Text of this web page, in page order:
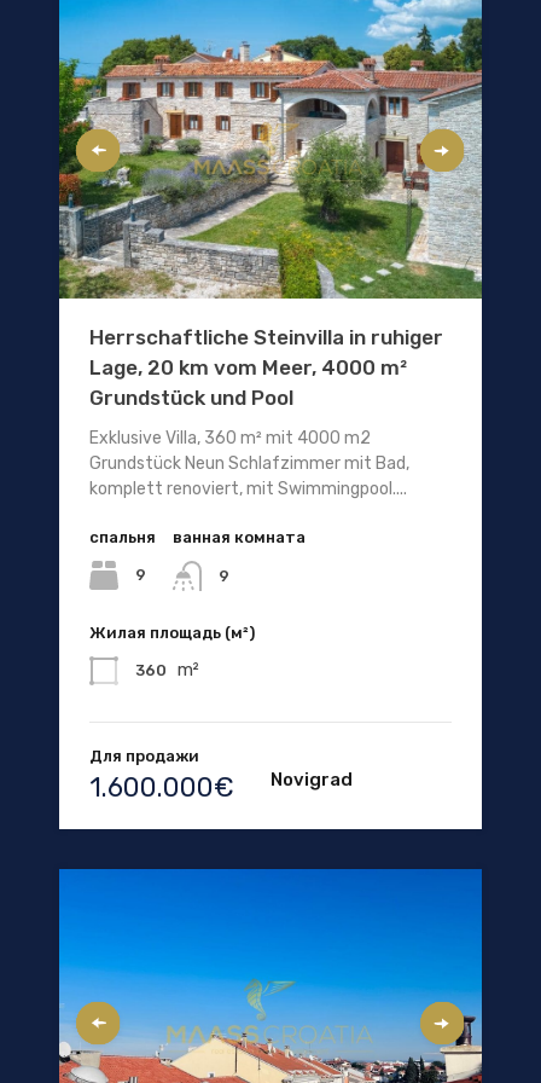
Herrschaftliche Steinvilla in ruhiger
Lage, 20 km vom Meer, 4000 m²
Grundstück und Pool
Exklusive Villa, 360 m² mit 4000 m2
Grundstück Neun Schlafzimmer mit Bad,
komplett renoviert, mit Swimmingpool....
спальня
9
ванная комната
9
Жилая площадь (м²)
360 m²
Для продажи
1.600.000€ Novigrad